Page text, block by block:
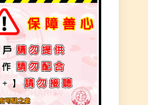
報玉皇上帝赦罪
份心力一份福德
運特靈驗，覺得運氣特
厄招好運，不妨把握難